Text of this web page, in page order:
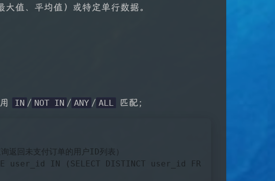
值、平均值）或特定单行数据。
IN / NOT IN / ANY / ALL 匹配；
返回未支付订单的用户ID列表）
user_id IN ( SELECT DISTINCT user_id
FR